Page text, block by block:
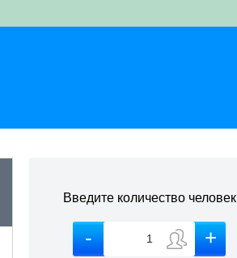
Введите количество человек